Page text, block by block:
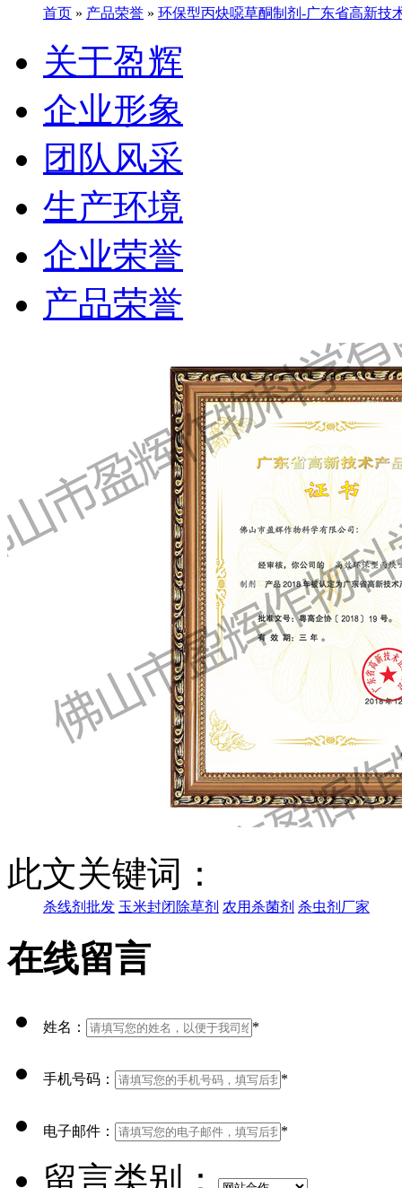
首页 » 产品荣誉 » 环保型丙炔噁草酮制剂-广东省高新技
关于盈辉
企业形象
团队风采
生产环境
企业荣誉
产品荣誉
此文关键词：
杀线剂批发 玉米封闭除草剂 农用杀菌剂 杀虫剂厂家
在线留言
姓名： *
手机号码： *
电子邮件： *
留言类别：